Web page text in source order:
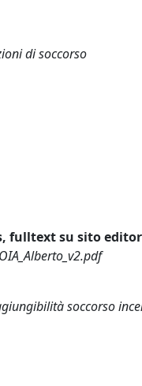
di soccorso
fulltext su sito
soccorso